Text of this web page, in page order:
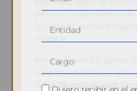
las que han sufrido el
Por eso, frente a lo que ha
congresos notariales, este
todos los profesionales